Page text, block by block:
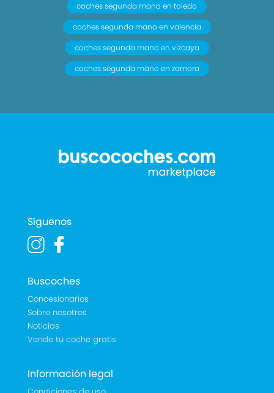
coches segunda mano en toledo
coches segunda mano en valencia
coches segunda mano en vizcaya
coches segunda mano en zamora
Síguenos
Buscoches
Concesionarios
Sobre nosotros
Noticias
Vende tu coche gratis
Información legal